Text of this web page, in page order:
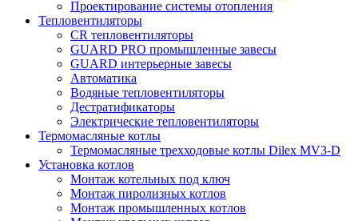
Проектирование системы отопления
Тепловентиляторы
CR тепловентиляторы
GUARD PRO промышленные завесы
GUARD интерьерные завесы
Автоматика
Водяные тепловентиляторы
Дестратификаторы
Электрические тепловентиляторы
Термомасляные котлы
Термомасляные трехходовые котлы Dilex MV3-D
Установка котлов
Монтаж котельных под ключ
Монтаж пиролизных котлов
Монтаж промышленных котлов